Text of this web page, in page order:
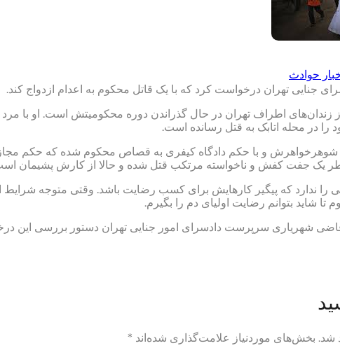
حوادث
جنایی تهران درخواست کرد که با یک قاتل محکوم به اعدام ازدواج کند.
زندان‌های اطراف تهران در حال گذراندن دوره محکومیتش است. او با
شوهرخواهرش و با حکم دادگاه کیفری به قصاص محکوم شده که حکم
یک جفت کفش و ناخواسته مرتکب قتل شده و حالا از کارش پشیمان
ندارد که پیگیر کارهایش برای کسب رضایت باشد. وقتی متوجه شرایط
تا شاید بتوانم رضایت اولیای دم را بگیرم.
شهریاری سرپرست دادسرای امور جنایی تهران دستور بررسی این
شد. بخش‌های موردنیاز علامت‌گذاری شده‌اند *